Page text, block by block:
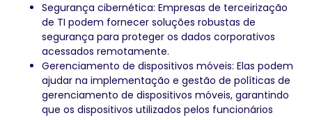
Segurança cibernética: Empresas de terceirização
de TI podem fornecer soluções robustas de
segurança para proteger os dados corporativos
acessados remotamente.
Gerenciamento de dispositivos móveis: Elas podem
ajudar na implementação e gestão de políticas de
gerenciamento de dispositivos móveis, garantindo
que os dispositivos utilizados pelos funcionários